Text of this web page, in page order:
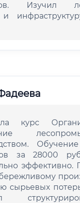
Изучил
и
курс
за 28000
эффективно.
сырьевых